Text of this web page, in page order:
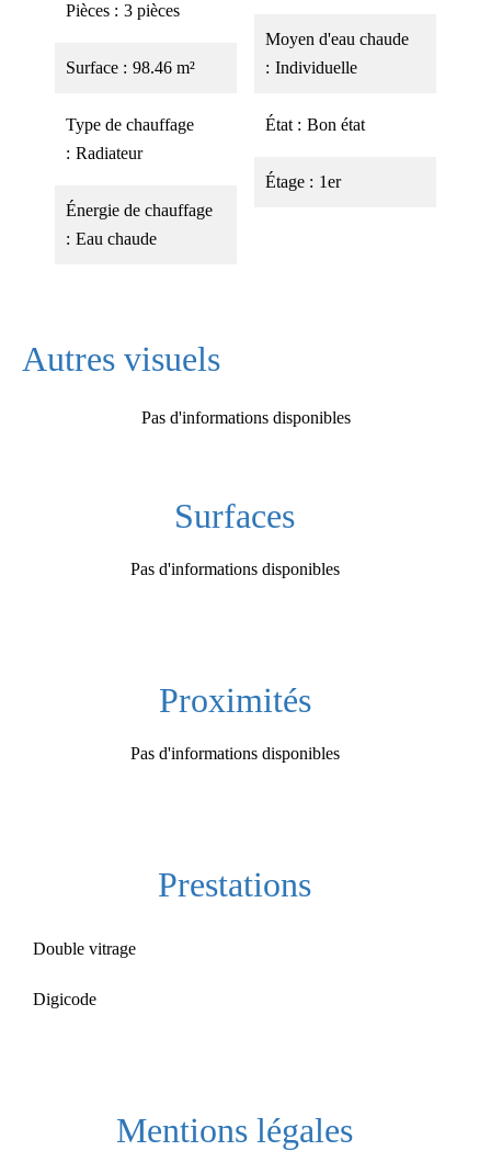
Pièces 3 pièces
Surface 98.46 m²
Type de chauffage
Radiateur
Énergie de chauffage
Eau chaude
Moyen d'eau chaude
Individuelle
État Bon état
Étage 1er
Autres visuels
Pas d'informations disponibles
Surfaces
Pas d'informations disponibles
Proximités
Pas d'informations disponibles
Prestations
Double vitrage
Digicode
Mentions légales